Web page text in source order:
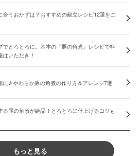
合うおかずは？おすすめの献立レシピ12選をご
でとろとろに。基本の『豚の角煮』レシピで料
はいただき！
に♪ やわらか豚の角煮の作り方＆アレンジ7選
る豚の角煮が絶品！とろとろに仕上げるコツも
もっと見る